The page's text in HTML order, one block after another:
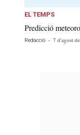
EL TEMPS
Predicció
Redacció - 7 d'agost